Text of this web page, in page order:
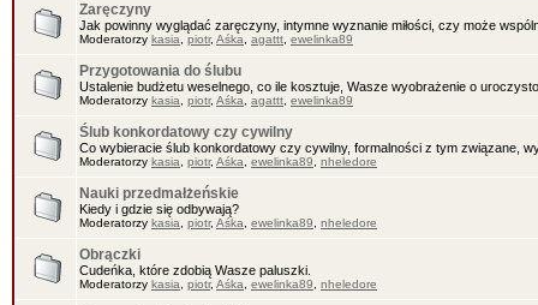
Zaręczyny
Jak powinny wyglądać zaręczyny, intymne wyznanie miłości, czy może
Moderatorzy kasia piotr, Aśka agattt ewelinka89
Przygotowania do ślubu
Ustalenie budżetu weselnego, co ile kosztuje, Wasze wyobrażenie o
Moderatorzy kasia piotr, Aśka agattt ewelinka89
Ślub konkordatowy czy cywilny
Co wybieracie ślub konkordatowy czy cywilny, formalności z tym związane,
Moderatorzy kasia piotr, Aśka ewelinka89 nheledore
Nauki przedmałżeńskie
Kiedy i gdzie się odbywają?
Moderatorzy kasia piotr, Aśka ewelinka89 nheledore
Obrączki
Cudeńka, które zdobią Wasze paluszki.
Moderatorzy kasia piotr, Aśka ewelinka89 nheledore